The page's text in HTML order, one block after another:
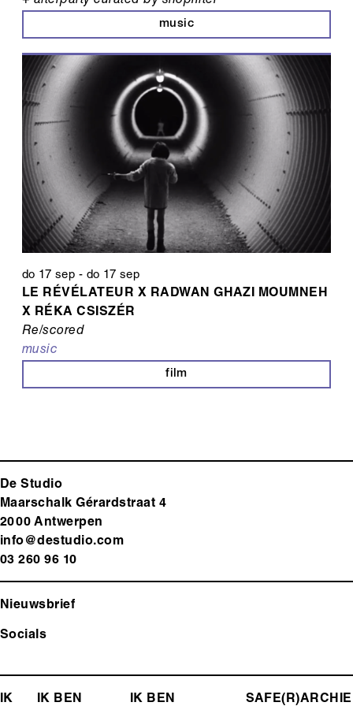
music
do 17 sep - do 17 sep
LE RÉVÉLATEUR X RADWAN GHAZI MOUMNEH
X RÉKA CSISZÉR
Re/scored
music
film
De Studio
Maarschalk Gérardstraat 4
2000 Antwerpen
info@destudio.com
03 260 96 10
Nieuwsbrief
Socials
IK
IK BEN
IK BEN
SAFE(R)